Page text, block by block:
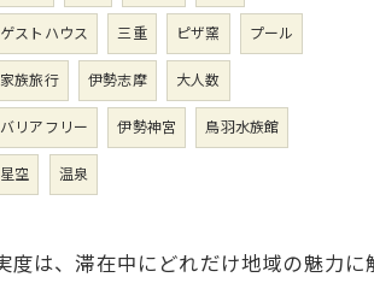
ゲストハウス
三重 ピザ窯
プール
家族旅行
伊勢志摩
大人数
バリアフリー
伊勢神宮
鳥羽水族館
星空
温泉
度は、滞在中にどれだけ地域の魅力